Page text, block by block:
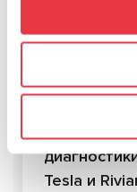
04.08.2026
Tesla и